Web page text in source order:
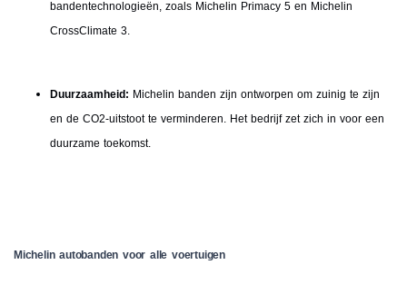
bandentechnologieën, zoals Michelin Primacy 5 en Michelin
CrossClimate 3.
Duurzaamheid: Michelin banden zijn ontworpen om zuinig te zijn
en de CO2-uitstoot te verminderen. Het bedrijf zet zich in voor een
duurzame toekomst.
Michelin autobanden voor alle voertuigen